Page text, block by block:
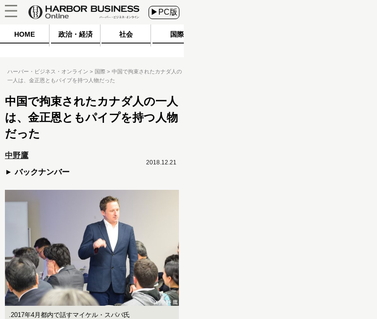
▶PC版
HOME 政治・経済 社会 国際
ハーバー・ビジネス・オンライン 国際
中国で拘束されたカナダ人の
一人は、金正恩ともパイプを持つ人物だった
中国で拘束されたカナダ人の一人
は、金正恩ともパイプを持つ人物
だった
中野鷹
バックナンバー
2018.12.21
.2017年4月都内で話すマイケル・スパバ氏